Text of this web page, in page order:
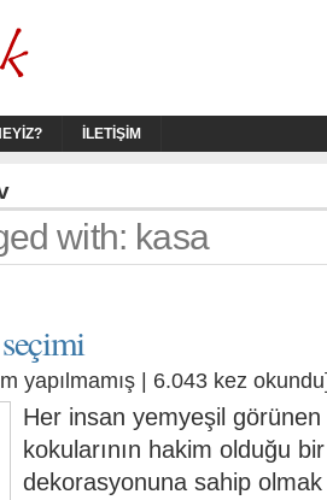
İLETIŞIM
with: kasa
yapılmamış | 6.043 kez
Her insan yemyeşil
kokularının hakim olduğu
dekorasyonuna sahip